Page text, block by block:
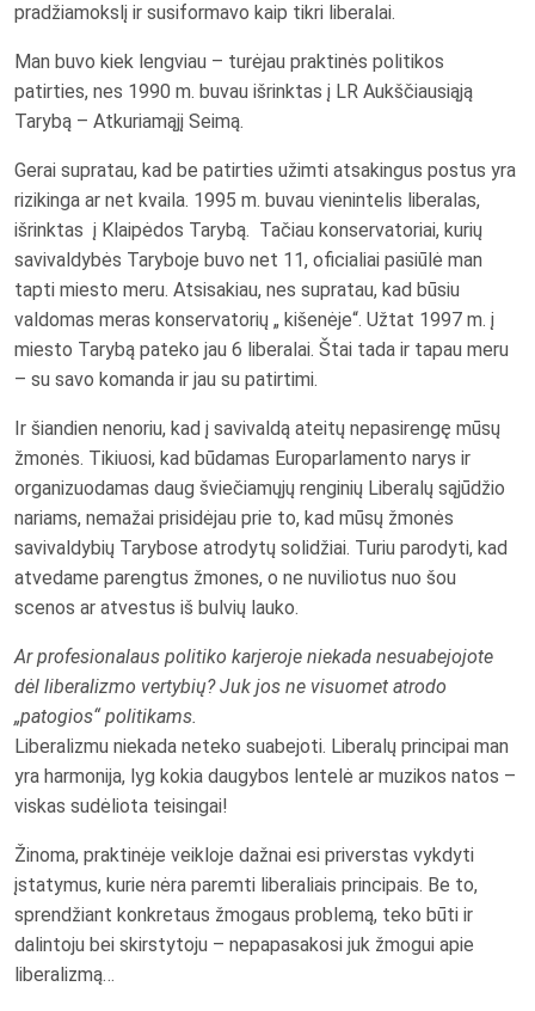
pradžiamokslį ir susiformavo kaip tikri liberalai.
Man buvo kiek lengviau – turėjau praktinės politikos
patirties, nes 1990 m. buvau išrinktas į LR Aukščiausiąją
Tarybą – Atkuriamąjį Seimą.
Gerai supratau, kad be patirties užimti atsakingus postus yra
rizikinga ar net kvaila. 1995 m. buvau vienintelis liberalas,
išrinktas į Klaipėdos Tarybą. Tačiau konservatoriai, kurių
savivaldybės Taryboje buvo net 11, oficialiai pasiūlė man
tapti miesto meru. Atsisakiau, nes supratau, kad būsiu
valdomas meras konservatorių „ kišenėje“. Užtat 1997 m. į
miesto Tarybą pateko jau 6 liberalai. Štai tada ir tapau meru
– su savo komanda ir jau su patirtimi.
Ir šiandien nenoriu, kad į savivaldą ateitų nepasirengę mūsų
žmonės. Tikiuosi, kad būdamas Europarlamento narys ir
organizuodamas daug šviečiamųjų renginių Liberalų sąjūdžio
nariams, nemažai prisidėjau prie to, kad mūsų žmonės
savivaldybių Tarybose atrodytų solidžiai. Turiu parodyti, kad
atvedame parengtus žmones, o ne nuviliotus nuo šou
scenos ar atvestus iš bulvių lauko.
Ar profesionalaus politiko karjeroje niekada nesuabejojote
dėl liberalizmo vertybių? Juk jos ne visuomet atrodo
„patogios“ politikams.
Liberalizmu niekada neteko suabejoti. Liberalų principai man
yra harmonija, lyg kokia daugybos lentelė ar muzikos natos –
viskas sudėliota teisingai!
Žinoma, praktinėje veikloje dažnai esi priverstas vykdyti
įstatymus, kurie nėra paremti liberaliais principais. Be to,
sprendžiant konkretaus žmogaus problemą, teko būti ir
dalintoju bei skirstytoju – nepapasakosi juk žmogui apie
liberalizmą…